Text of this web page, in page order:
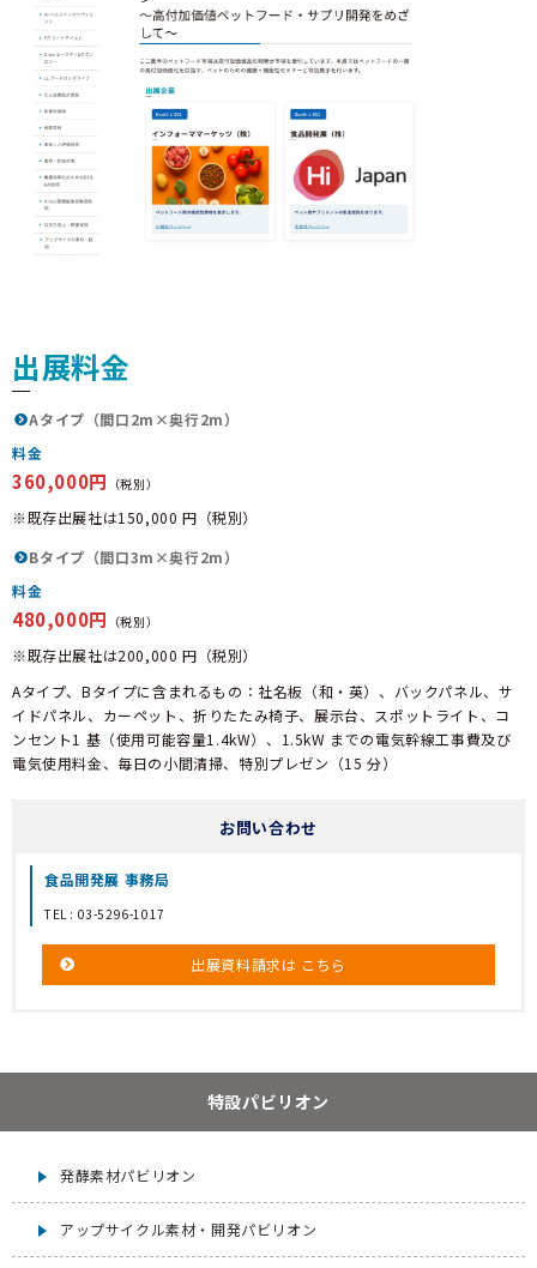
出展料金
Aタイプ（間口2m×奥行2m）
料金
360,000円 （税別）
※既存出展社は150,000 円（税別）
Bタイプ（間口3m×奥行2m）
料金
480,000円 （税別）
※既存出展社は200,000 円（税別）
Aタイプ、Bタイプに含まれるもの：社名板（和・英）、バックパネル、サ
イドパネル、カーペット、折りたたみ椅子、展示台、スポットライト、コ
ンセント1 基（使用可能容量1.4kW）、1.5kW までの電気幹線工事費及び
電気使用料金、毎日の小間清掃、特別プレゼン（15 分）
お問い合わせ
食品開発展 事務局
TEL : 03-5296-1017
出展資料請求は こちら
特設パビリオン
発酵素材パビリオン
アップサイクル素材・開発パビリオン